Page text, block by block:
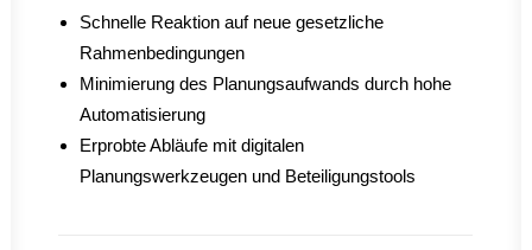
Schnelle Reaktion auf neue gesetzliche
Rahmenbedingungen
Minimierung des Planungsaufwands durch hohe
Automatisierung
Erprobte Abläufe mit digitalen
Planungswerkzeugen und Beteiligungstools